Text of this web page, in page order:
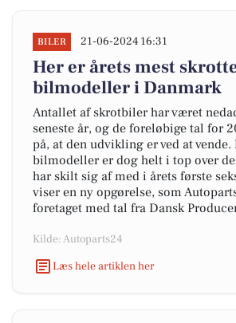
BILER 21-06-2024 16:31
Her er årets mest
bilmodeller i Danmark
Antallet af skrotbiler har været
seneste år, og de foreløbige tal for
på, at den udvikling er ved at
bilmodeller er dog helt i top over
har skilt sig af med i årets første
viser en ny opgørelse, som
foretaget med tal fra Dansk
Kilde: Autoparts24
Læs hele artiklen her